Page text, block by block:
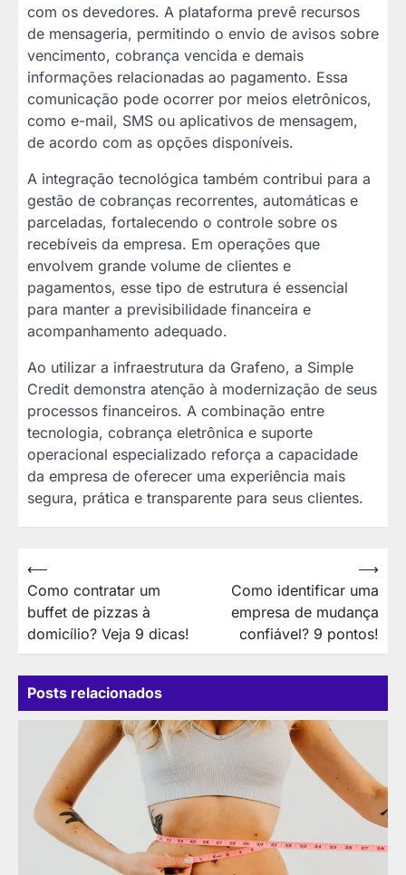
com os devedores. A plataforma prevê recursos
de mensageria, permitindo o envio de avisos sobre
vencimento, cobrança vencida e demais
informações relacionadas ao pagamento. Essa
comunicação pode ocorrer por meios eletrônicos,
como e-mail, SMS ou aplicativos de mensagem,
de acordo com as opções disponíveis.
A integração tecnológica também contribui para a
gestão de cobranças recorrentes, automáticas e
parceladas, fortalecendo o controle sobre os
recebíveis da empresa. Em operações que
envolvem grande volume de clientes e
pagamentos, esse tipo de estrutura é essencial
para manter a previsibilidade financeira e
acompanhamento adequado.
Ao utilizar a infraestrutura da Grafeno, a Simple
Credit demonstra atenção à modernização de seus
processos financeiros. A combinação entre
tecnologia, cobrança eletrônica e suporte
operacional especializado reforça a capacidade
da empresa de oferecer uma experiência mais
segura, prática e transparente para seus clientes.
Navegação
de
Post
⟵
Como contratar um
buffet de pizzas à
domicílio? Veja 9 dicas!
Como identificar uma
empresa de mudança
confiável? 9 pontos!
⟶
Posts relacionados